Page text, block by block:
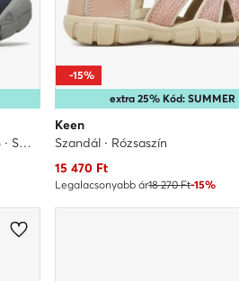
Szandál · Seacamp II Cnx 1025136 · Sötétkék
extra 25% Kód: SUMMER
-15%
Keen
Szandál · Rózsaszín
Aktuális ár
15 470 Ft
Legalacsonyabb ár18 270 Ft-15%